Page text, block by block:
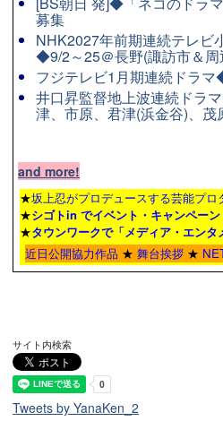
募集
NHK2027年前期連続テレビ
◆9/2～25＠長野(諏訪市＆周
フジテレビ1月期連続ドラ
井口昇監督地上波連続ドラ
津、市原、君津(浜金谷)、茂
and more!
★坂上忍がプロデュースする芸能プロ
★シゴトin でイベント・キャンペー
★タウンワークで「メディア・エン
近日公開協力作品 ★ 舞台挨拶 ★
サイト内検索
Tweets by YanaKen_2